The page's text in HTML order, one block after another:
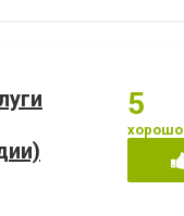
5
хорошо